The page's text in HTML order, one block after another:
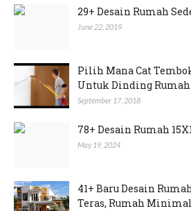
29+ Desain Rumah
June 22, 2019
Pilih Mana Cat
Untuk Dinding
September 17, 2018
78+ Desain Rumah
May 19, 2024
41+ Baru Desain
Teras, Rumah